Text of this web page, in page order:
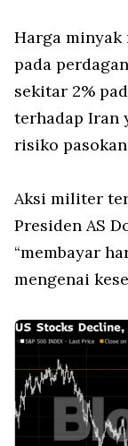
Harga minyak
pada
sekitar 2%
terhadap Iran
risiko
Aksi militer
Presiden AS
“membayar
mengenai